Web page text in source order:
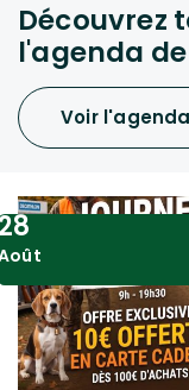
Découvrez
l'agenda
Voir l'agenda